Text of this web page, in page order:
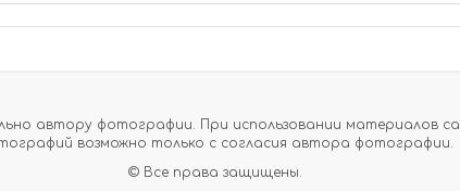
автору фотографии. При использовании материалов
возможно только с согласия автора фотографии.
© Все права защищены.